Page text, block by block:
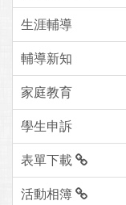
生涯輔導
輔導新知
家庭教育
學生申訴
表單下載
活動相簿